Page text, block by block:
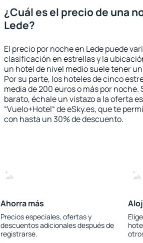
¿Cuál es el precio de una
Lede?
El precio por noche en Lede puede
clasificación en estrellas y la
un hotel de nivel medio suele tener
Por su parte, los hoteles de cinco
media de 200 euros o más por
barato, échale un vistazo a la oferta
“Vuelo+Hotel“ de eSky.es, que te
con hasta un 30% de descuento.
Ahorra más
Precios especiales, ofertas y
descuentos adicionales después de
registrarse.